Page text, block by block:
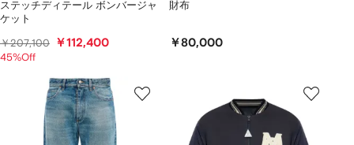
ステッチディテール ボンバージャ
ケット
￥207,100 ￥112,400
45%Off
財布
￥80,000